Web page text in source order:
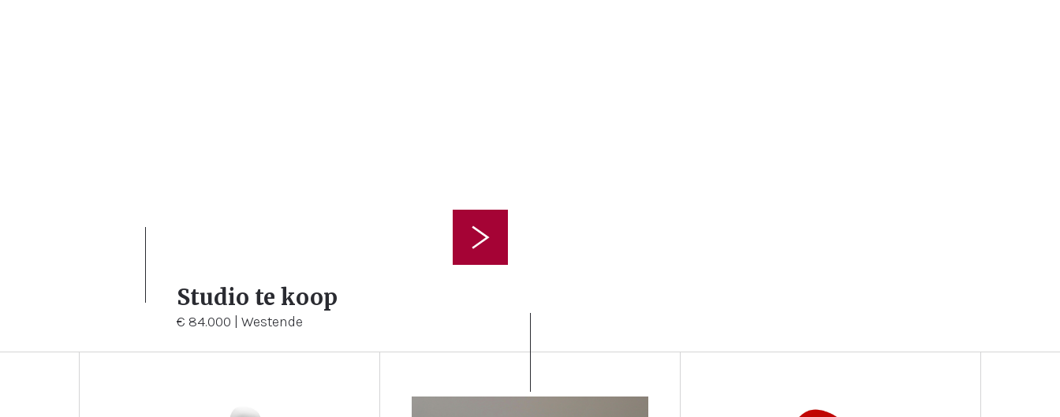
20 m² 20 m²
Studio te koop
€ 84.000 | Westende